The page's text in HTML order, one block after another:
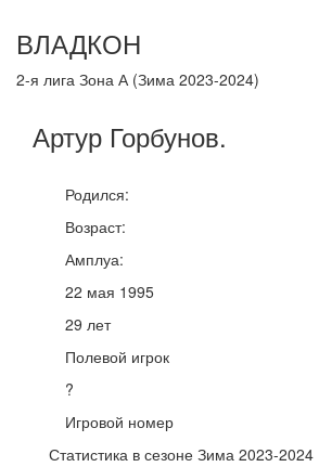
ВЛАДКОН
2-я лига Зона А (Зима 2023-2024)
Артур Горбунов.
Родился:
Возраст:
Амплуа:
22 мая 1995
29 лет
Полевой игрок
?
Игровой номер
Статистика в сезоне Зима 2023-2024